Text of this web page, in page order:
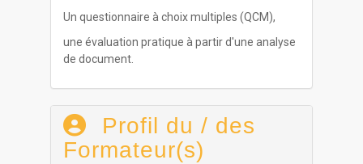
Un questionnaire à choix multiples (QCM),
une évaluation pratique à partir d'une analyse
de document.
Profil du / des
Formateur(s)